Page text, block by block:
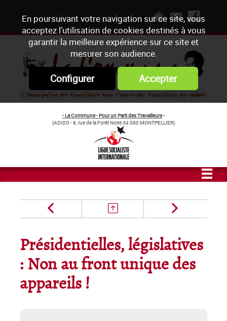
En poursuivant votre navigation sur ce site, vous
acceptez l’utilisation de cookies destinés à vous
garantir la meilleure expérience sur ce site et
mesurer son audience.
Configurer Accepter
- La Commune - Pour un Parti des Travailleurs-
(ADIDO - 8, rue de la Forêt Noire 34 080 MONTPELLIER)
Présidentielles, législatives
: Non au front unique des
appareils !